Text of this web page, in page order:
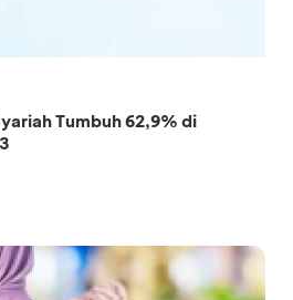
Tumbuh 62,9% di